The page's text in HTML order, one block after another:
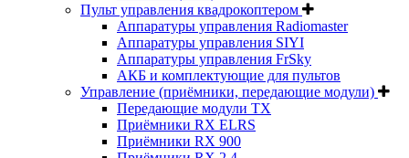
Пульт управления квадрокоптером
Аппаратуры управления Radiomaster
Аппаратуры управления SIYI
Аппаратуры управления FrSky
АКБ и комплектующие для пультов
Управление (приёмники, передающие модули)
Передающие модули TX
Приёмники RX ELRS
Приёмники RX 900